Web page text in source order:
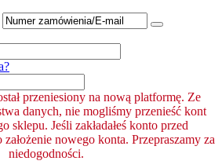
przeniesiony na nową platformę. Ze
danych, nie mogliśmy przenieść kont
sklepu. Jeśli zakładałeś konto przed
nowego konta. Przepraszamy za
niedogodności.